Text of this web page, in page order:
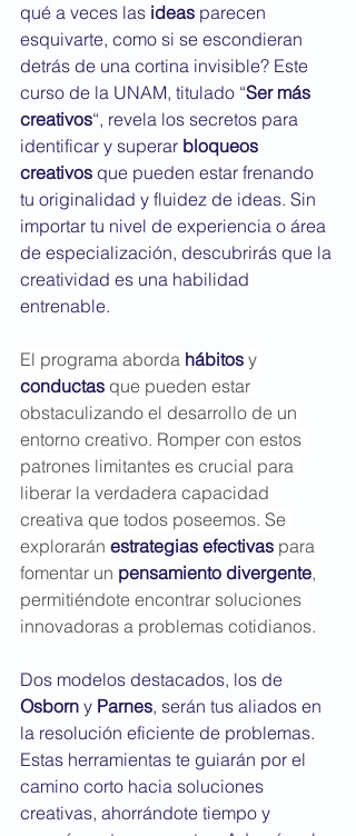
qué a veces las ideas parecen
esquivarte, como si se escondieran
detrás de una cortina invisible? Este
curso de la UNAM, titulado “Ser más
creativos“, revela los secretos para
identificar y superar bloqueos
creativos que pueden estar frenando
tu originalidad y fluidez de ideas. Sin
importar tu nivel de experiencia o área
de especialización, descubrirás que la
creatividad es una habilidad
entrenable.
El programa aborda hábitos y
conductas que pueden estar
obstaculizando el desarrollo de un
entorno creativo. Romper con estos
patrones limitantes es crucial para
liberar la verdadera capacidad
creativa que todos poseemos. Se
explorarán estrategias efectivas para
fomentar un pensamiento divergente,
permitiéndote encontrar soluciones
innovadoras a problemas cotidianos.
Dos modelos destacados, los de
Osborn y Parnes, serán tus aliados en
la resolución eficiente de problemas.
Estas herramientas te guiarán por el
camino corto hacia soluciones
creativas, ahorrándote tiempo y